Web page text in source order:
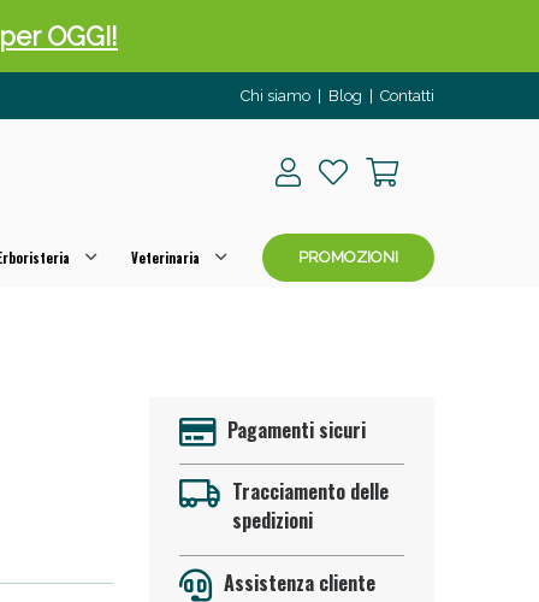
Chi siamo Blog Contatti
Veterinaria PROMOZIONI
Pagamenti sicuri
Tracciamento delle
spedizioni
Assistenza cliente
OGGI!